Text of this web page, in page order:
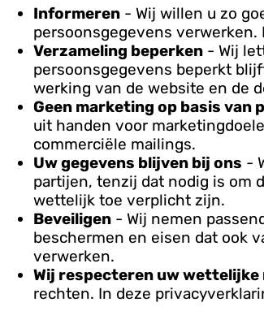
Informeren - Wij willen u zo
persoonsgegevens
Verzameling beperken - Wij
persoonsgegevens beperkt
werking van de website en de
Geen marketing op basis van
uit handen voor
commerciële mailings.
Uw gegevens blijven bij ons -
partijen, tenzij dat nodig is om
wettelijk toe verplicht zijn.
Beveiligen - Wij nemen
beschermen en eisen dat ook
verwerken.
Wij respecteren uw
rechten. In deze